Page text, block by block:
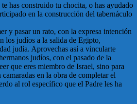
has construido tu chocita, o has ayudado
en la construcción del tabernáculo
y pasar un rato, con la expresa intención
los judíos a la salida de Egipto,
judía. Aprovechas así a vincularte
judíos, con el pasado de la
que eres miembro de Israel, sino para
en la obra de completar el
al rol específico que el Padre les ha